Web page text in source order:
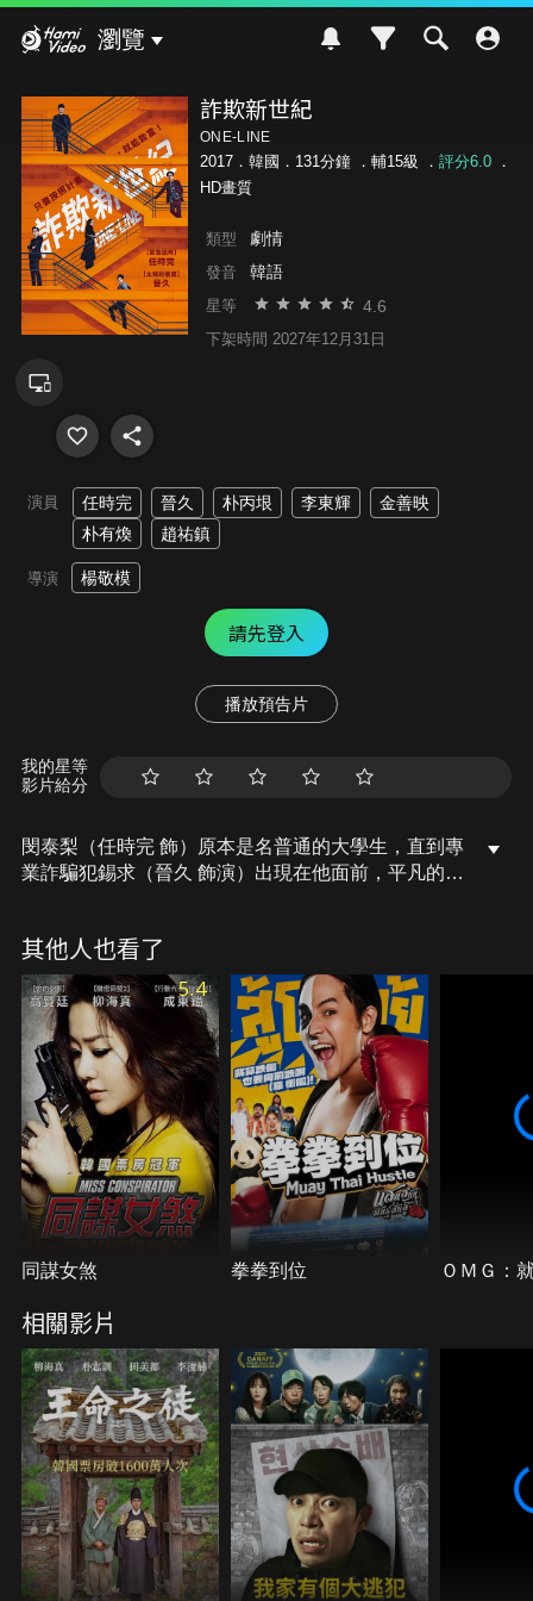
瀏覽
詐欺新世紀
ONE-LINE
2017．韓國．131分鐘 ． 輔15級 ． 評分6.0．
HD畫質
類型 劇情
發音 韓語
星等 4.6
下架時間 2027年12月31日
演員 任時完 晉久 朴丙垠 李東輝
金善映
朴有煥
趙祐鎮
導演 楊敬模
請先登入
播放預告片
我的星等
影片給分
閔泰梨（任時完 飾）原本是名普通的大學生，直到專
業詐騙犯錫求（晉久 飾演）出現在他面前，平凡的人
還有軍師朴智遠室長、偽造專家宋次長及個資情報女
王洪代理。隨著計劃的進行，他發現詐騙犯罪會導致
受害者走上絕路，便決心要讓「One-Line貸款服務」
變成幫助人們的新型詐騙集團！最危險的金錢遊戲，
前所未見的詐騙喜劇即將登場！
其他人也看了
5.4
同謀女煞 拳拳到位 ＯＭＧ：
相關影片